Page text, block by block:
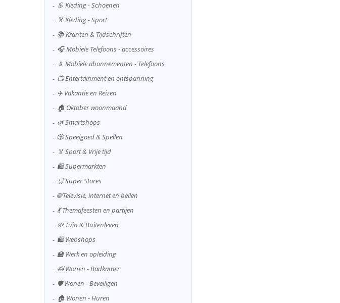
👢 Kleding - Schoenen
🏅 Kleding - Sport
📚 Kranten & Tijdschriften
🎧 Mobiele Telefoons - accessoires
📱 Mobiele abonnementen - Telefoons
📺 Entertainment en ontspanning
✈️ Vakantie en Reizen
🏠 Oktober woonmaand
🌿 Smartshops
🎲 Speelgoed & Spellen
🏅 Sport & Vrije tijd
🛍️ Supermarkten
🛒 Super Stores
🌐 Televisie, internet en bellen
💃 Themafeesten en partijen
🌱 Tuin & Buitenleven
🛍️ Webshops
🏫 Werk en opleiding
🛀 Wonen - Badkamer
🛡️ Wonen - Beveiligen
🏠 Wonen - Huren